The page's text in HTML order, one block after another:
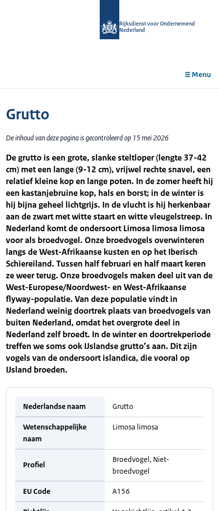
Rijksdienst voor Ondernemend
Nederland
Menu
Grutto
De inhoud van deze pagina is gecontroleerd op 15 mei 2026
De grutto is een grote, slanke steltloper (lengte 37-42
cm) met een lange (9-12 cm), vrijwel rechte snavel, een
relatief kleine kop en lange poten. In de zomer heeft hij
een kastanjebruine kop, hals en borst; in de winter is
hij bijna geheel lichtgrijs. In de vlucht is hij herkenbaar
aan de zwart met witte staart en witte vleugelstreep. In
Nederland komt de ondersoort Limosa limosa limosa
voor als broedvogel. Onze broedvogels overwinteren
langs de West-Afrikaanse kusten en op het Iberisch
Schiereiland. Tussen half februari en half maart keren
ze weer terug. Onze broedvogels maken deel uit van de
West-Europese/Noordwest- en West-Afrikaanse
flyway-populatie. Van deze populatie vindt in
Nederland weinig doortrek plaats van broedvogels van
buiten Nederland, omdat het overgrote deel in
Nederland zelf broedt. In de winter en doortrekperiode
treffen we soms ook IJslandse grutto’s aan. Dit zijn
vogels van de ondersoort islandica, die vooral op
IJsland broeden.
Nederlandse naam Grutto
Wetenschappelijke
naam
Limosa limosa
Profiel
Broedvogel, Niet-
broedvogel
EU Code A156